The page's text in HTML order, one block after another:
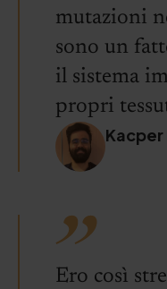
mutazioni
sono un
il sistema
propri
Ero così